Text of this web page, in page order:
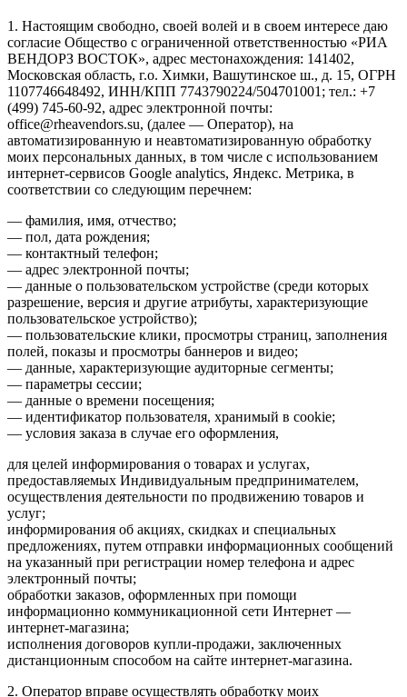
1. Настоящим свободно, своей волей и в своем интересе даю
согласие Общество с ограниченной ответственностью «РИА
ВЕНДОРЗ ВОСТОК», адрес местонахождения: 141402,
Московская область, г.о. Химки, Вашутинское ш., д. 15, ОГРН
1107746648492, ИНН/КПП 7743790224/504701001; тел.: +7
(499) 745-60-92, адрес электронной почты:
office@rheavendors.su, (далее — Оператор), на
автоматизированную и неавтоматизированную обработку
моих персональных данных, в том числе с использованием
интернет-сервисов Google analytics, Яндекс. Метрика, в
соответствии со следующим перечнем:
— фамилия, имя, отчество;
— пол, дата рождения;
— контактный телефон;
— адрес электронной почты;
— данные о пользовательском устройстве (среди которых
разрешение, версия и другие атрибуты, характеризующие
пользовательское устройство);
— пользовательские клики, просмотры страниц, заполнения
полей, показы и просмотры баннеров и видео;
— данные, характеризующие аудиторные сегменты;
— параметры сессии;
— данные о времени посещения;
— идентификатор пользователя, хранимый в cookie;
— условия заказа в случае его оформления,
для целей информирования о товарах и услугах,
предоставляемых Индивидуальным предпринимателем,
осуществления деятельности по продвижению товаров и
услуг;
информирования об акциях, скидках и специальных
предложениях, путем отправки информационных сообщений
на указанный при регистрации номер телефона и адрес
электронный почты;
обработки заказов, оформленных при помощи
информационно коммуникационной сети Интернет —
интернет-магазина;
исполнения договоров купли-продажи, заключенных
дистанционным способом на сайте интернет-магазина.
2. Оператор вправе осуществлять обработку моих